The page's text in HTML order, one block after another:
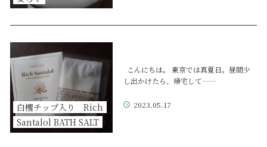
白檀チップ入り Rich
Santalol BATH SALT
こんにちは。 東京では真夏日。昼間少
し出かけたら、帰宅して……
2023.05.17